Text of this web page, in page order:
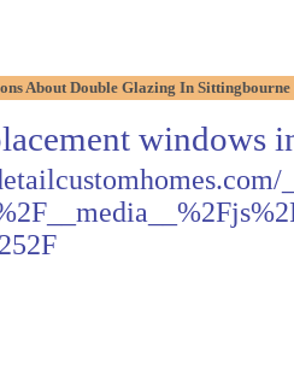
About Double Glazing In
windows